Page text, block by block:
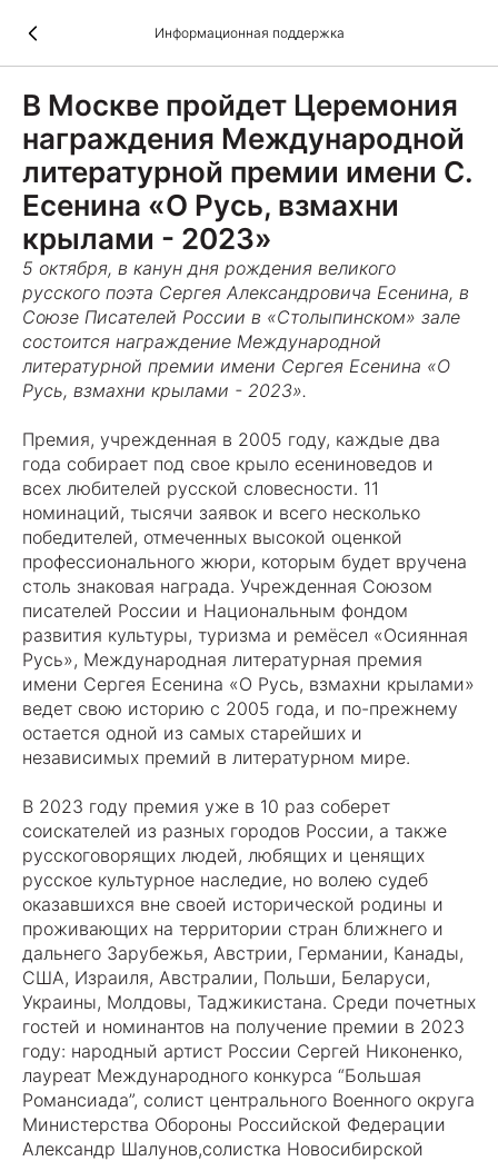
Информационная поддержка
В Москве пройдет Церемония
награждения Международной
литературной премии имени С.
Есенина «О Русь, взмахни
крылами - 2023»
5 октября, в канун дня рождения великого
русского поэта Сергея Александровича Есенина, в
Союзе Писателей России в «Столыпинском» зале
состоится награждение Международной
литературной премии имени Сергея Есенина «О
Русь, взмахни крылами - 2023».
Премия, учрежденная в 2005 году, каждые два
года собирает под свое крыло есениноведов и
всех любителей русской словесности. 11
номинаций, тысячи заявок и всего несколько
победителей, отмеченных высокой оценкой
профессионального жюри, которым будет вручена
столь знаковая награда. Учрежденная Союзом
писателей России и Национальным фондом
развития культуры, туризма и ремёсел «Осиянная
Русь», Международная литературная премия
имени Сергея Есенина «О Русь, взмахни крылами»
ведет свою историю с 2005 года, и по-прежнему
остается одной из самых старейших и
независимых премий в литературном мире.
В 2023 году премия уже в 10 раз соберет
соискателей из разных городов России, а также
русскоговорящих людей, любящих и ценящих
русское культурное наследие, но волею судеб
оказавшихся вне своей исторической родины и
проживающих на территории стран ближнего и
дальнего Зарубежья, Австрии, Германии, Канады,
США, Израиля, Австралии, Польши, Беларуси,
Украины, Молдовы, Таджикистана. Среди почетных
гостей и номинантов на получение премии в 2023
году: народный артист России Сергей Никоненко,
лауреат Международного конкурса “Большая
Романсиада”, солист центрального Военного округа
Министерства Обороны Российской Федерации
Александр Шалунов,солистка Новосибирской